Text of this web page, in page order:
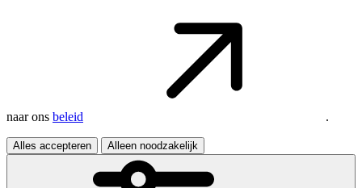
naar ons beleid .
Alles accepteren Alleen noodzakelijk